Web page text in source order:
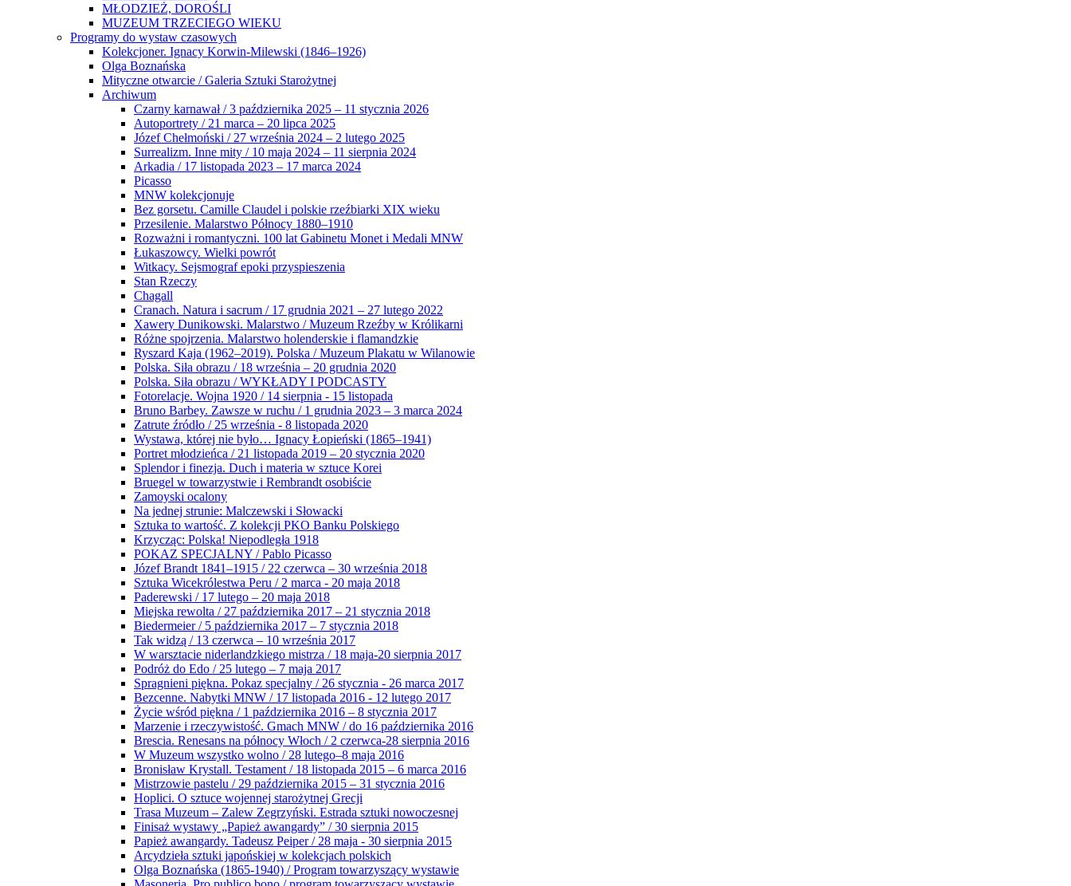
MŁODZIEŻ, DOROŚLI
MUZEUM TRZECIEGO WIEKU
Programy do wystaw czasowych
Kolekcjoner. Ignacy Korwin-Milewski (1846–1926)
Olga Boznańska
Mityczne otwarcie / Galeria Sztuki Starożytnej
Archiwum
Czarny karnawał / 3 października 2025 – 11 stycznia 2026
Autoportrety / 21 marca – 20 lipca 2025
Józef Chełmoński / 27 września 2024 – 2 lutego 2025
Surrealizm. Inne mity / 10 maja 2024 – 11 sierpnia 2024
Arkadia / 17 listopada 2023 – 17 marca 2024
Picasso
MNW kolekcjonuje
Bez gorsetu. Camille Claudel i polskie rzeźbiarki XIX wieku
Przesilenie. Malarstwo Północy 1880–1910
Rozważni i romantyczni. 100 lat Gabinetu Monet i Medali MNW
Łukaszowcy. Wielki powrót
Witkacy. Sejsmograf epoki przyspieszenia
Stan Rzeczy
Chagall
Cranach. Natura i sacrum / 17 grudnia 2021 – 27 lutego 2022
Xawery Dunikowski. Malarstwo / Muzeum Rzeźby w Królikarni
Różne spojrzenia. Malarstwo holenderskie i flamandzkie
Ryszard Kaja (1962–2019). Polska / Muzeum Plakatu w Wilanowie
Polska. Siła obrazu / 18 września – 20 grudnia 2020
Polska. Siła obrazu / WYKŁADY I PODCASTY
Fotorelacje. Wojna 1920 / 14 sierpnia - 15 listopada
Bruno Barbey. Zawsze w ruchu / 1 grudnia 2023 – 3 marca 2024
Zatrute źródło / 25 września - 8 listopada 2020
Wystawa, której nie było… Ignacy Łopieński (1865–1941)
Portret młodzieńca / 21 listopada 2019 – 20 stycznia 2020
Splendor i finezja. Duch i materia w sztuce Korei
Bruegel w towarzystwie i Rembrandt osobiście
Zamoyski ocalony
Na jednej strunie: Malczewski i Słowacki
Sztuka to wartość. Z kolekcji PKO Banku Polskiego
Krzycząc: Polska! Niepodległa 1918
POKAZ SPECJALNY / Pablo Picasso
Józef Brandt 1841–1915 / 22 czerwca – 30 września 2018
Sztuka Wicekrólestwa Peru / 2 marca - 20 maja 2018
Paderewski / 17 lutego – 20 maja 2018
Miejska rewolta / 27 października 2017 – 21 stycznia 2018
Biedermeier / 5 października 2017 – 7 stycznia 2018
Tak widzą / 13 czerwca – 10 września 2017
W warsztacie niderlandzkiego mistrza / 18 maja-20 sierpnia 2017
Podróż do Edo / 25 lutego – 7 maja 2017
Spragnieni piękna. Pokaz specjalny / 26 stycznia - 26 marca 2017
Bezcenne. Nabytki MNW / 17 listopada 2016 - 12 lutego 2017
Życie wśród piękna / 1 października 2016 – 8 stycznia 2017
Marzenie i rzeczywistość. Gmach MNW / do 16 października 2016
Brescia. Renesans na północy Włoch / 2 czerwca-28 sierpnia 2016
W Muzeum wszystko wolno / 28 lutego–8 maja 2016
Bronisław Krystall. Testament / 18 listopada 2015 – 6 marca 2016
Mistrzowie pastelu / 29 października 2015 – 31 stycznia 2016
Hoplici. O sztuce wojennej starożytnej Grecji
Trasa Muzeum – Zalew Zegrzyński. Estrada sztuki nowoczesnej
Finisaż wystawy „Papież awangardy” / 30 sierpnia 2015
Papież awangardy. Tadeusz Peiper / 28 maja - 30 sierpnia 2015
Arcydzieła sztuki japońskiej w kolekcjach polskich
Olga Boznańska (1865-1940) / Program towarzyszący wystawie